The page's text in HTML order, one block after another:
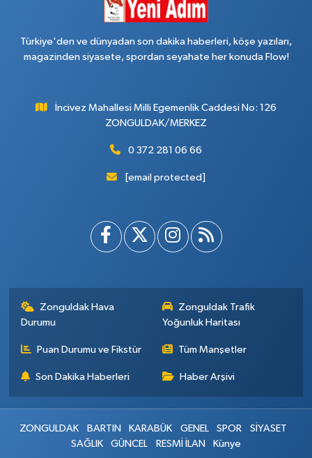
Türkiye'den ve dünyadan son dakika haberleri, köşe yazıları,
magazinden siyasete, spordan seyahate her konuda Flow!
İncivez Mahallesi Milli Egemenlik Caddesi No: 126
ZONGULDAK/MERKEZ
0 372 281 06 66
[email protected]
Zonguldak Hava
Durumu
Zonguldak Trafik
Yoğunluk Haritası
Puan Durumu ve Fikstür Tüm Manşetler
Son Dakika Haberleri Haber Arşivi
ZONGULDAK BARTIN KARABÜK GENEL SPOR
SİYASET
SAĞLIK
GÜNCEL RESMİ İLAN Künye